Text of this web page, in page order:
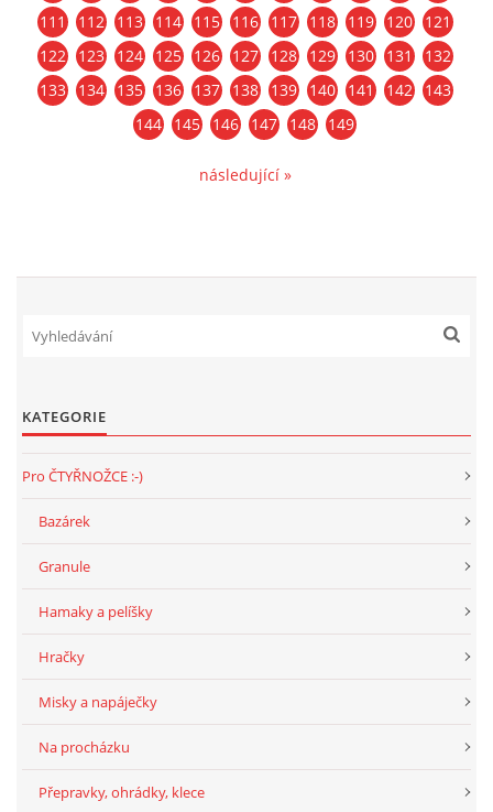
111 112 113 114 115 116 117 118 119 120 121
122 123 124 125 126 127 128 129 130 131 132
133 134 135 136 137 138 139 140 141 142 143
144 145 146 147 148 149
následující »
KATEGORIE
Pro ČTYŘNOŽCE :-)
Bazárek
Granule
Hamaky a pelíšky
Hračky
Misky a napáječky
Na procházku
Přepravky, ohrádky, klece